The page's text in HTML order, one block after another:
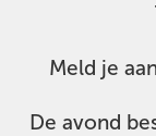
Meld je
De avond